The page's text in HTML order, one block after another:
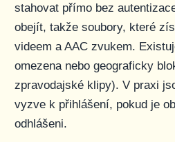
stahovat přímo bez
obejít, takže soubory, které
videem a AAC zvukem.
omezena nebo geograficky
zpravodajské klipy). V praxi
vyzve k přihlášení, pokud je
odhlášeni.